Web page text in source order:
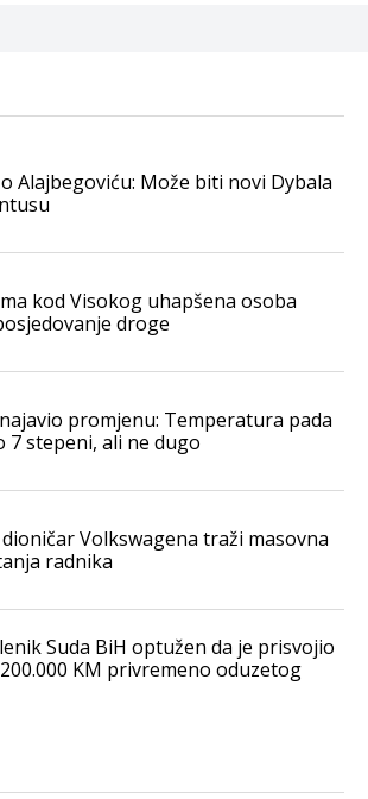
Alajbegoviću: Može biti novi Dybala
kod Visokog uhapšena osoba
droge
promjenu: Temperatura pada
7 stepeni, ali ne dugo
Volkswagena traži masovna
radnika
Suda BiH optužen da je prisvojio
KM privremeno oduzetog